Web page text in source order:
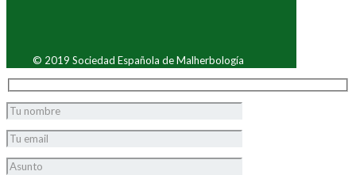
© 2019 Sociedad Española de Malherbología